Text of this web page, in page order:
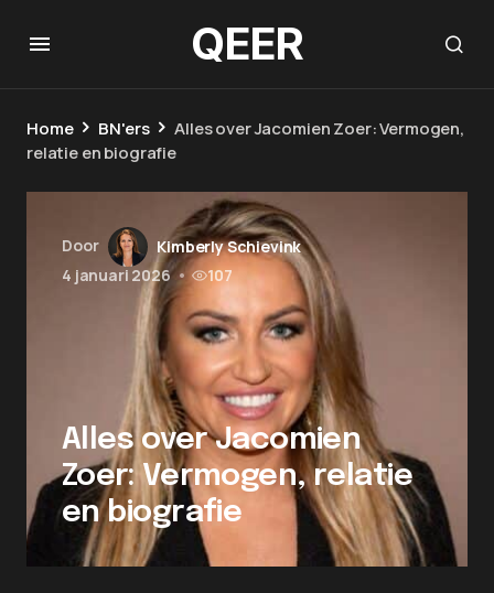
QEER
Home BN'ers
Alles over Jacomien Zoer: Vermogen,
relatie en biografie
Door
Kimberly Schievink
4 januari 2026 • 107
Alles over Jacomien
Zoer: Vermogen, relatie
en biografie